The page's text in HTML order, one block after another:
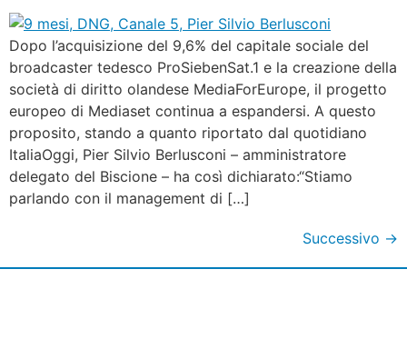
Dopo l’acquisizione del 9,6% del capitale sociale del
broadcaster tedesco ProSiebenSat.1 e la creazione della
società di diritto olandese MediaForEurope, il progetto
europeo di Mediaset continua a espandersi. A questo
proposito, stando a quanto riportato dal quotidiano
ItaliaOggi, Pier Silvio Berlusconi – amministratore
delegato del Biscione – ha così dichiarato:“Stiamo
parlando con il management di […]
Successivo →